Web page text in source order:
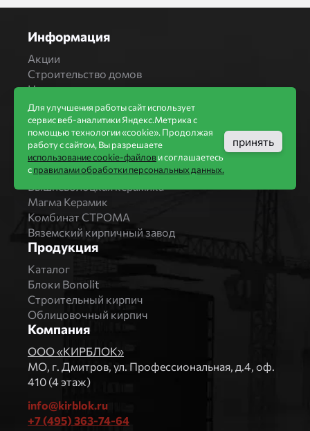
Информация
Акции
Строительство домов
Новости
Статьи
Производители
Бренды
Bonolit
Завод Мстера
Вышневолоцкая керамика
Магма Керамик
Комбинат СТРОМА
Вяземский кирпичный завод
Продукция
Каталог
Блоки Bonolit
Строительный кирпич
Облицовочный кирпич
Компания
ООО «КИРБЛОК»
МO, г. Дмитров, ул. Профессиональная, д.4, оф.
410 (4 этаж)
info@kirblok.ru
+7 (495) 363-74-64
Для улучшения работы сайт использует
сервис веб-аналитики Яндекс.Метрика с
помощью технологии «cookie». Продолжая
работу с сайтом, Вы разрешаете
использование cookie-файлови соглашаетесь
справилами обработки персональных данных.
принять